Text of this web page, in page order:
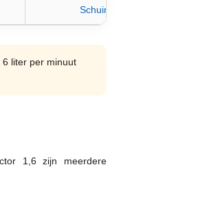
Schuimlans blauw 2,7
liter per minuut
1,6 zijn meerdere